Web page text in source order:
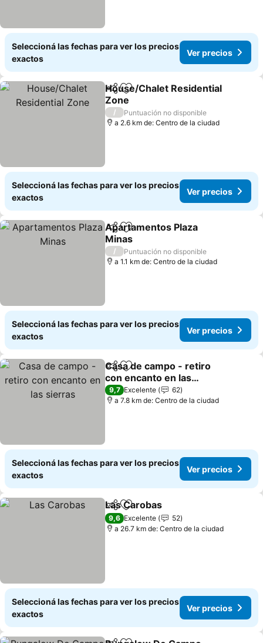
Seleccioná las fechas para ver los precios
exactos
Ver precios
CompartirAñadir a favoritos
House/Chalet Residential
Zone
/
Puntuación no disponible
a 2.6 km de: Centro de la ciudad
Seleccioná las fechas para ver los precios
exactos
Ver precios
CompartirAñadir a favoritos
Apartamentos Plaza
Minas
/
Puntuación no disponible
a 1.1 km de: Centro de la ciudad
Seleccioná las fechas para ver los precios
exactos
Ver precios
CompartirAñadir a favoritos
Casa de campo - retiro
con encanto en las
sierras
9,7 Excelente
62
a 7.8 km de: Centro de la ciudad
Seleccioná las fechas para ver los precios
exactos
Ver precios
CompartirAñadir a favoritos
Las Carobas
9,6 Excelente
52
a 26.7 km de: Centro de la ciudad
Seleccioná las fechas para ver los precios
exactos
Ver precios